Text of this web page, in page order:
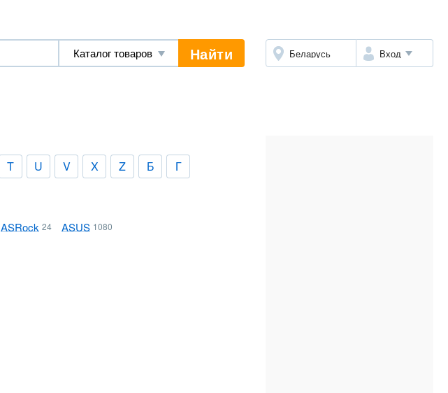
Найти Беларусь Вход
T U V X Z Б Г
ASRock 24 ASUS 1080